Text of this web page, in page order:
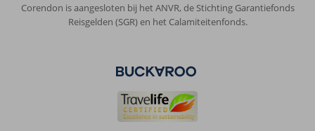
Corendon is aangesloten bij het ANVR, de Stichting Garantiefonds
Reisgelden (SGR) en het Calamiteitenfonds.